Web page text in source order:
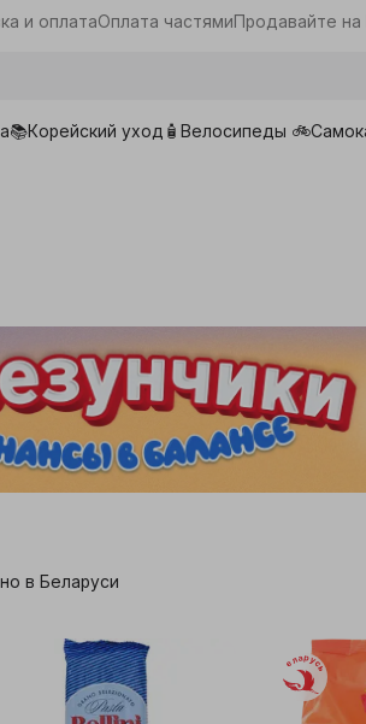
и оплатаОплата частямиПродавайте на
Корейский уход🧴 Велосипеды 🚲
в Беларуси
Беларусь